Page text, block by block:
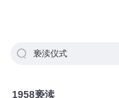
亵渎仪式
1958亵渎